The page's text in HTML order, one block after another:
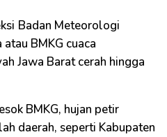
Badan Meteorologi
BMKG cuaca
Jawa Barat cerah hingga
BMKG, hujan petir
daerah, seperti Kabupaten